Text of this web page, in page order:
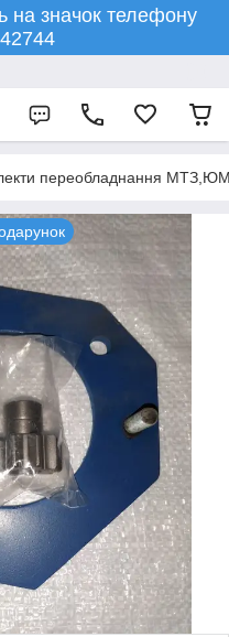
на значок телефону
переобладнання